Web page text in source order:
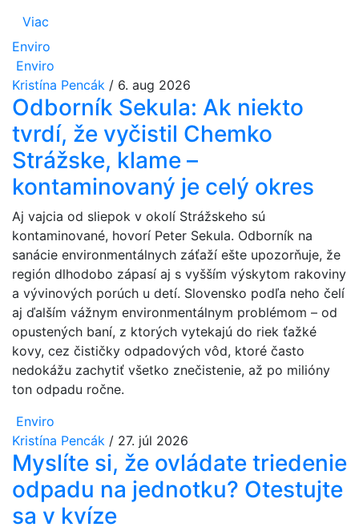
Viac
Enviro
Enviro
Kristína Pencák / 6. aug 2026
Odborník Sekula: Ak niekto
tvrdí, že vyčistil Chemko
Strážske, klame –
kontaminovaný je celý okres
Aj vajcia od sliepok v okolí Strážskeho sú
kontaminované, hovorí Peter Sekula. Odborník na
sanácie environmentálnych záťaží ešte upozorňuje, že
región dlhodobo zápasí aj s vyšším výskytom rakoviny
a vývinových porúch u detí. Slovensko podľa neho čelí
aj ďalším vážnym environmentálnym problémom – od
opustených baní, z ktorých vytekajú do riek ťažké
kovy, cez čističky odpadových vôd, ktoré často
nedokážu zachytiť všetko znečistenie, až po milióny
ton odpadu ročne.
Enviro
Kristína Pencák / 27. júl 2026
Myslíte si, že ovládate triedenie
odpadu na jednotku? Otestujte
sa v kvíze